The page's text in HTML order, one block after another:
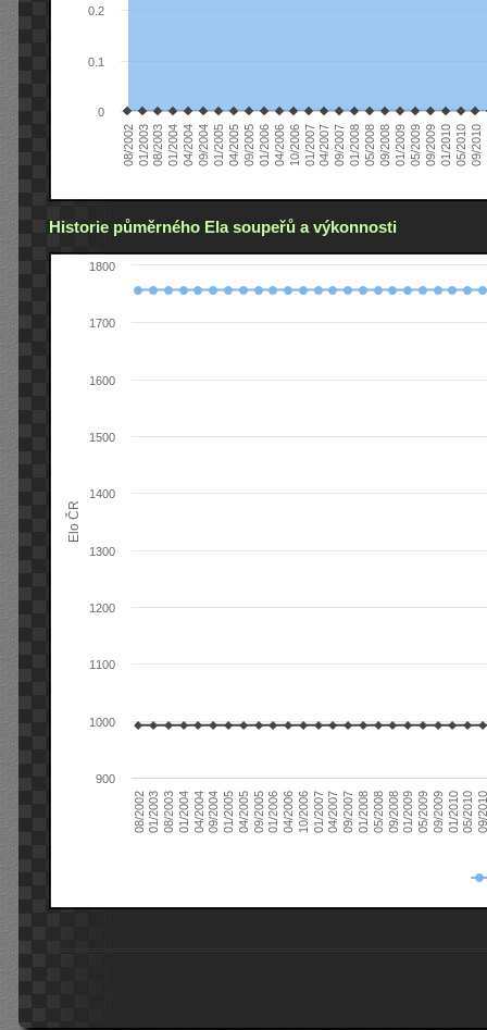
08/200201/200308/200301/200404/200409/200401/200504/200509/200501/200604/200610/200601/200704/200709/200701/200805/200809/200801/200905/200909/200901/201005/201009/2010
0
0.1
0.2
Historie půměrného Ela soupeřů a výkonnosti
Elo ČR
08/200201/200308/200301/200404/200409/200401/200504/200509/200501/200604/200610/200601/200704/200709/200701/200805/200809/200801/200905/200909/200901/201005/201009/
900
1000
1100
1200
1300
1400
1500
1600
1700
1800